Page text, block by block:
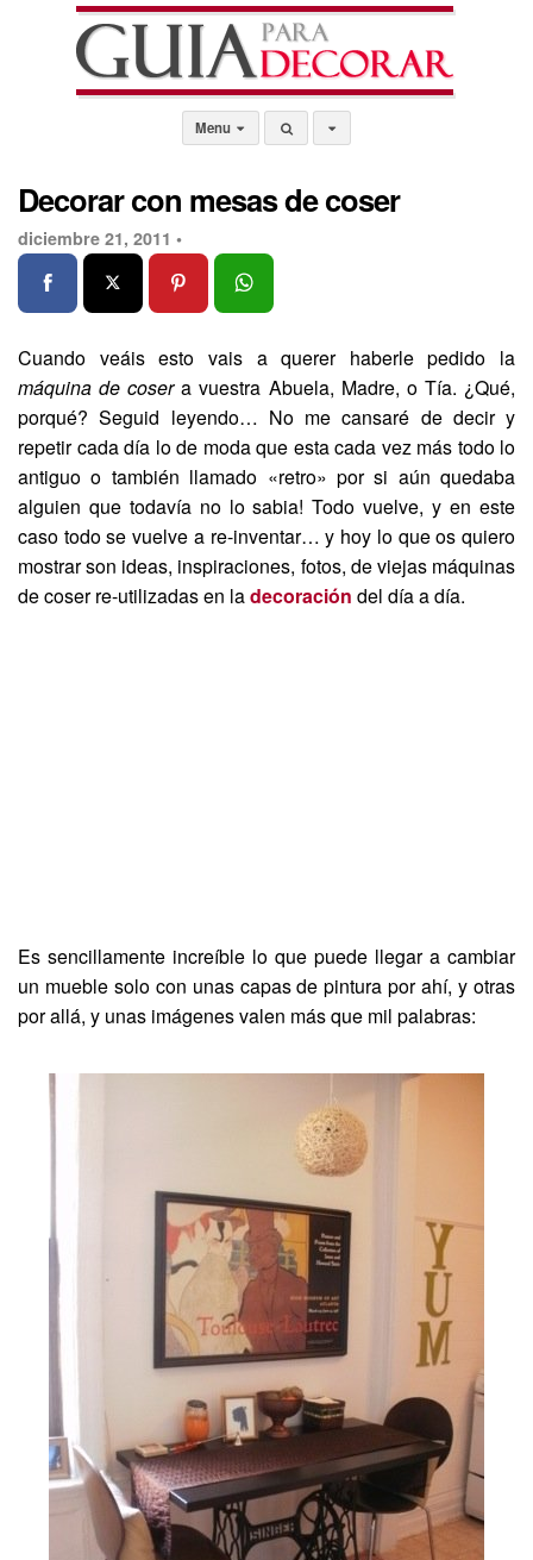
Menu
Decorar con mesas de coser
diciembre 21, 2011 •
Cuando veáis esto vais a querer haberle pedido la
máquina de cosera vuestra Abuela, Madre, o Tía. ¿Qué,
porqué? Seguid leyendo… No me cansaré de decir y
repetir cada día lo de moda que esta cada vez más todo lo
antiguo o también llamado «retro» por si aún quedaba
alguien que todavía no lo sabia! Todo vuelve, y en este
caso todo se vuelve a re-inventar… y hoy lo que os quiero
mostrar son ideas, inspiraciones, fotos, de viejas máquinas
de coser re-utilizadas en ladecoración del día a día.
Es sencillamente increíble lo que puede llegar a cambiar
un mueble solo con unas capas de pintura por ahí, y otras
por allá, y unas imágenes valen más que mil palabras: